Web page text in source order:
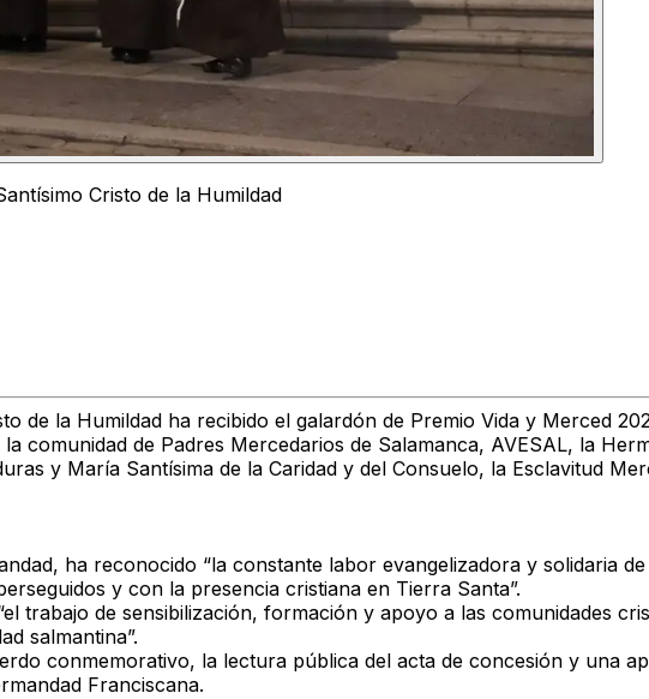
Cristo de la Humildad
de la Humildad ha recibido el galardón de Premio Vida y Merced
comunidad de Padres Mercedarios de Salamanca, AVESAL, la
y María Santísima de la Caridad y del Consuelo, la Esclavitud
ha reconocido “la constante labor evangelizadora y solidaria
y con la presencia cristiana en Tierra Santa”.
trabajo de sensibilización, formación y apoyo a las comunidades
salmantina”.
conmemorativo, la lectura pública del acta de concesión y una
Franciscana.